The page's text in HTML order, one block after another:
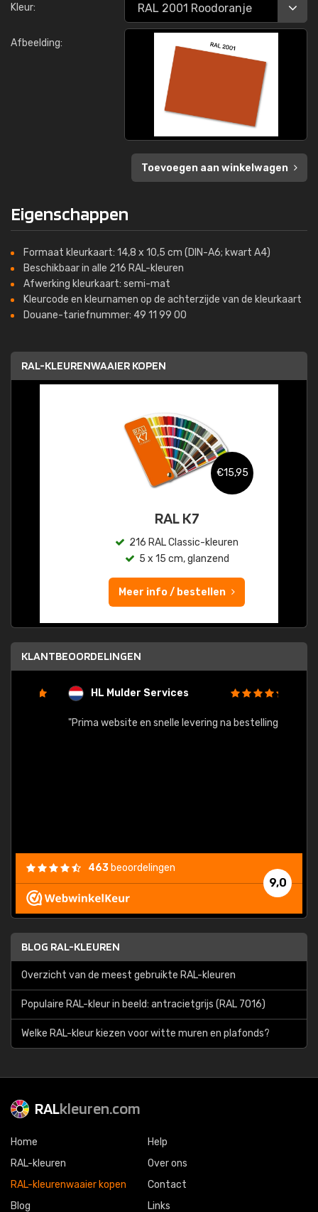
Kleur:
Afbeelding:
Toevoegen aan winkelwagen
Eigenschappen
Formaat kleurkaart: 14,8 x 10,5 cm (DIN-A6; kwart A4)
Beschikbaar in alle 216 RAL-kleuren
Afwerking kleurkaart: semi-mat
Kleurcode en kleurnamen op de achterzijde van de kleurkaart
Douane-tariefnummer: 49 11 99 00
RAL-KLEURENWAAIER KOPEN
€15,95
RAL K7
216 RAL Classic-kleuren
5 x 15 cm, glanzend
Meer info / bestellen
KLANTBEOORDELINGEN
HL Mulder Services
"Prima website en snelle levering na bestelling"
9,0
463 beoordelingen
BLOG RAL-KLEUREN
Overzicht van de meest gebruikte RAL-kleuren
Populaire RAL-kleur in beeld: antracietgrijs (RAL 7016)
Welke RAL-kleur kiezen voor witte muren en plafonds?
RALkleuren.com
Home
RAL-kleuren
RAL-kleurenwaaier kopen
Blog
Help
Over ons
Contact
Links